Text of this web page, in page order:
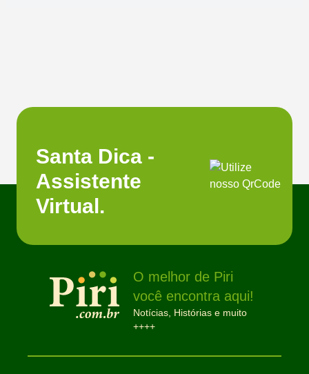
Santa Dica -
Assistente
Virtual.
O melhor de Piri
você encontra aqui!
Notícias, Histórias e muito
++++